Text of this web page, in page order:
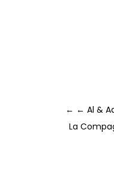
← ← Al &
La